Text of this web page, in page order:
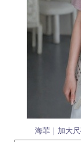
海菲｜加大